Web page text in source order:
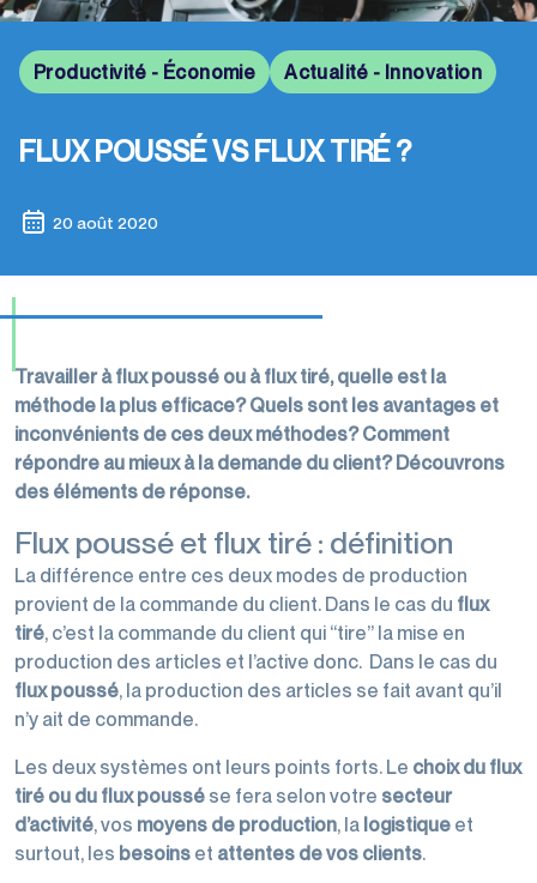
étirables
et
machine
perforés
Films
housses,
coiffes
transports
Rubans
pour
Dévidoirs
adhésifs
manuelles
et
Gestion
déchets
Machines
d'emballage
conditionnement
Productivité - Économie Actualité - Innovation
FLUX POUSSÉ VS FLUX TIRÉ ?
20 août 2020
Travailler à flux poussé ou à flux tiré, quelle est la
méthode la plus efficace? Quels sont les avantages et
inconvénients de ces deux méthodes? Comment
répondre au mieux à la demande du client? Découvrons
des éléments de réponse.
Flux poussé et flux tiré : définition
La différence entre ces deux modes de production
provient de la commande du client. Dans le cas du flux
tiré, c’est la commande du client qui “tire” la mise en
production des articles et l’active donc. Dans le cas du
flux poussé, la production des articles se fait avant qu’il
n’y ait de commande.
Les deux systèmes ont leurs points forts. Le choix du flux
tiré ou du flux poussé se fera selon votre secteur
d’activité, vos moyens de production, la logistique et
surtout, les besoins et attentes de vos clients.